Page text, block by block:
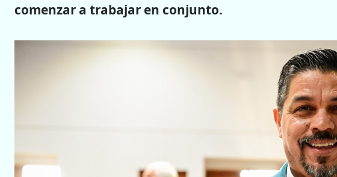
comenzar a trabajar en conjunto.